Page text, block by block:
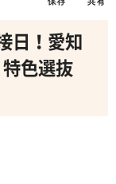
日！愛知
色選抜